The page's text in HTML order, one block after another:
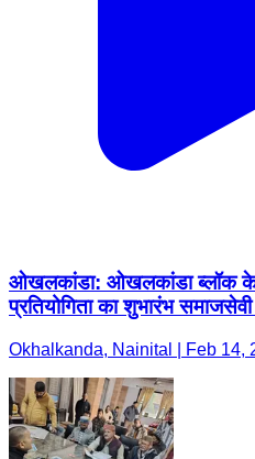
ओखलकांडा: ओखलकांडा ब्लॉक के
प्रतियोगिता का शुभारंभ
Okhalkanda, Nainital | Feb 14,